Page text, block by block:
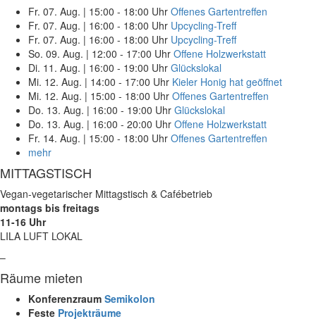
Fr. 07. Aug. | 15:00 - 18:00 Uhr Offenes Gartentreffen
Fr. 07. Aug. | 16:00 - 18:00 Uhr Upcycling-Treff
Fr. 07. Aug. | 16:00 - 18:00 Uhr Upcycling-Treff
So. 09. Aug. | 12:00 - 17:00 Uhr Offene Holzwerkstatt
Di. 11. Aug. | 16:00 - 19:00 Uhr Glückslokal
Mi. 12. Aug. | 14:00 - 17:00 Uhr Kieler Honig hat geöffnet
Mi. 12. Aug. | 15:00 - 18:00 Uhr Offenes Gartentreffen
Do. 13. Aug. | 16:00 - 19:00 Uhr Glückslokal
Do. 13. Aug. | 16:00 - 20:00 Uhr Offene Holzwerkstatt
Fr. 14. Aug. | 15:00 - 18:00 Uhr Offenes Gartentreffen
mehr
MITTAGSTISCH
Vegan-vegetarischer Mittagstisch & Cafébetrieb
montags bis freitags
11-16 Uhr
LILA LUFT LOKAL
–
Räume mieten
Konferenzraum Semikolon
Feste Projekträume